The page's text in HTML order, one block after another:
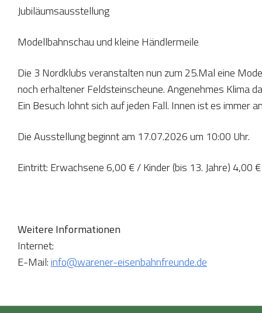
Jubiläumsausstellung
Modellbahnschau und kleine Händlermeile
Die 3 Nordklubs veranstalten nun zum 25.Mal eine
noch erhaltener Feldsteinscheune. Angenehmes Klima
Ein Besuch lohnt sich auf jeden Fall. Innen ist es immer
Die Ausstellung beginnt am 17.07.2026 um 10:00 Uhr.
Eintritt: Erwachsene 6,00 € / Kinder (bis 13. Jahre) 4,00 €
Weitere Informationen
Internet:
E-Mail:info@warener-eisenbahnfreunde.de